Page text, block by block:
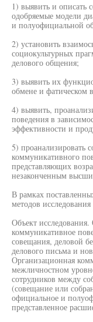
1) выявить и описать
одобряемые модели
и полуофициальной
2) установить
социокультурных
делового общения;
3) выявить их
обмене и фатическом
4) выявить,
поведения в
эффективности и
5) проанализировать
коммуникативного
представляющих
незаконченным
В рамках
методов
Объект исследования.
коммуникативное
совещания, деловой
делового письма и
Организационная
межличностном
сотрудников между
(совещание или
официальное и
представленное